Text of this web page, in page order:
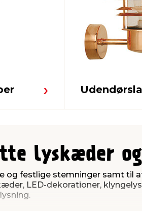
lyskæder
og festlige stemninger samt til
LED-dekorationer,